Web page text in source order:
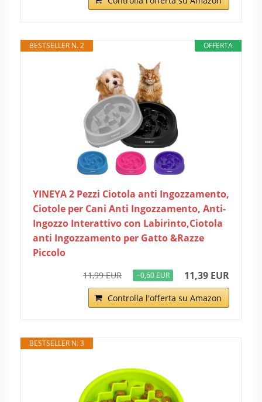
OFFERTA
BESTSELLER N. 2
YINEYA 2 Pezzi Ciotola anti Ingozzamento,
Ciotole per Cani Anti Ingozzamento, Anti-
Ingozzo Interattivo con Labirinto,Ciotola
anti Ingozzamento per Gatto &Razze
Piccolo
11,99 EUR −0,60 EUR 11,39 EUR
Controlla l'offerta su Amazon
BESTSELLER N. 3